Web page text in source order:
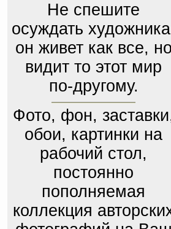
Не спешите
осуждать
он живет как все, но
видит то этот мир
по-другому.
Фото, фон,
обои, картинки на
рабочий стол,
постоянно
пополняемая
коллекция